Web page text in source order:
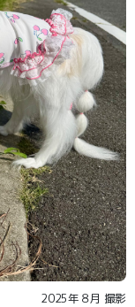
2025年８月 撮影